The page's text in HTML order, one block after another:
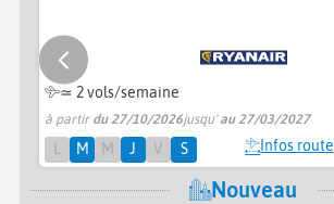
≃ 2 vols/semaine
à partir du 27/10/2026jusqu'au 27/03/2027
L M M J V S Infos route
Nouveau